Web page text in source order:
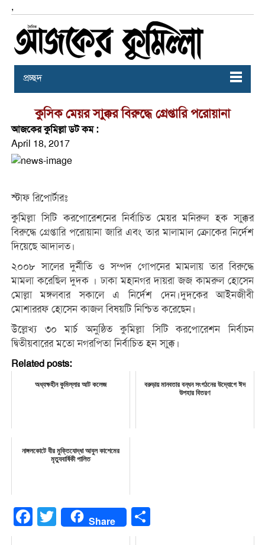
,
প্রচ্ছদ
কুসিক মেয়র সাক্কুর বিরুদ্ধে গ্রেপ্তারি পরোয়ানা
আজকের কুমিল্লা ডট কম :
April 18, 2017
স্টাফ রিপোর্টারঃ
কুমিল্লা সিটি করপোরেশনের নির্বাচিত মেয়র মনিরুল হক সাক্কুর
বিরুদ্ধে গ্রেপ্তারি পরোয়ানা জারি এবং তার মালামাল ক্রোকের নির্দেশ
দিয়েছে আদালত।
২০০৮ সালের দুর্নীতি ও সম্পদ গোপনের মামলায় তার বিরুদ্ধে
মামলা করেছিল দুদক । ঢাকা মহানগর দায়রা জজ কামরুল হোসেন
মোল্লা মঙ্গলবার সকালে এ নির্দেশ দেন।দুদকের আইনজীবী
মোশাররফ হোসেন কাজল বিষয়টি নিশ্চিত করেছেন।
উল্লেখ্য ৩০ মার্চ অনুষ্ঠিত কুমিল্লা সিটি করপোরেশন নির্বাচন
দ্বিতীয়বারের মতো নগরপিতা নির্বাচিত হন সাক্কু।
Related posts:
অধ্যক্ষহীন কুমিল্লার আট কলেজ
বরুড়ায় মানবতার বন্ধন সংগঠনের উদ্যোগে ঈদ
উপহার বিতরণ
নাঙ্গলকোটে বীর মুক্তিযোদ্ধা আবুল কাশেমের
মৃত্যুবার্ষিকী পালিত
Facebook
Twitter Share